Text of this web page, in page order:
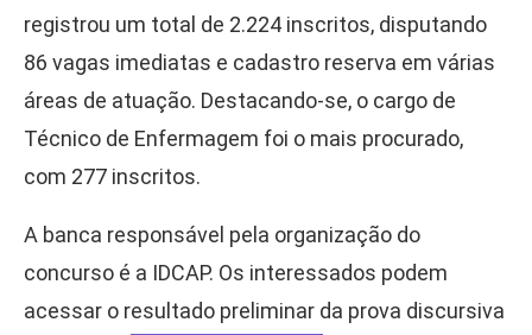
registrou um total de 2.224 inscritos, disputando
86 vagas imediatas e cadastro reserva em várias
áreas de atuação. Destacando-se, o cargo de
Técnico de Enfermagem foi o mais procurado,
com 277 inscritos.
A banca responsável pela organização do
concurso é a IDCAP. Os interessados podem
acessar o resultado preliminar da prova discursiva